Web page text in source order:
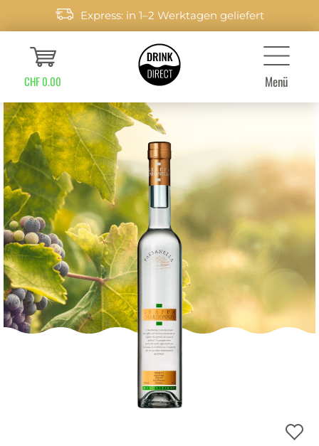
Express: in 1–2 Werktagen geliefert
CHF 0.00 Menü